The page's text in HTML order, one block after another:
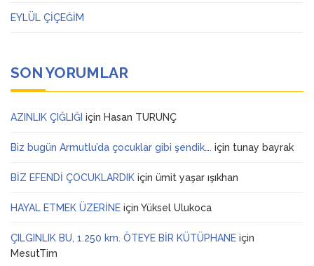
EYLÜL ÇİÇEĞİM
SON YORUMLAR
AZINLIK ÇIĞLIĞI için Hasan TURUNÇ
Biz bugün Armutlu’da çocuklar gibi şendik…. için tunay bayrak
BİZ EFENDİ ÇOCUKLARDIK için ümit yaşar ışıkhan
HAYAL ETMEK ÜZERİNE için Yüksel Ulukoca
ÇILGINLIK BU, 1.250 km. ÖTEYE BİR KÜTÜPHANE için
MesutTim